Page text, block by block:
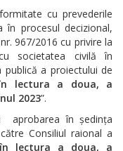
cu prevederile
în procesul decizional,
967/2016 cu privire la
societatea civilă în
publică a proiectului de
lectura a doua, a
2023”.
aprobarea în ședința
Consiliul raional a
lectura a doua, a